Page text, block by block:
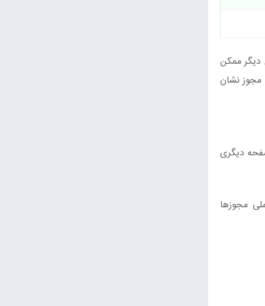
دیگر ممکن
نشان
دیگری
مجوزها